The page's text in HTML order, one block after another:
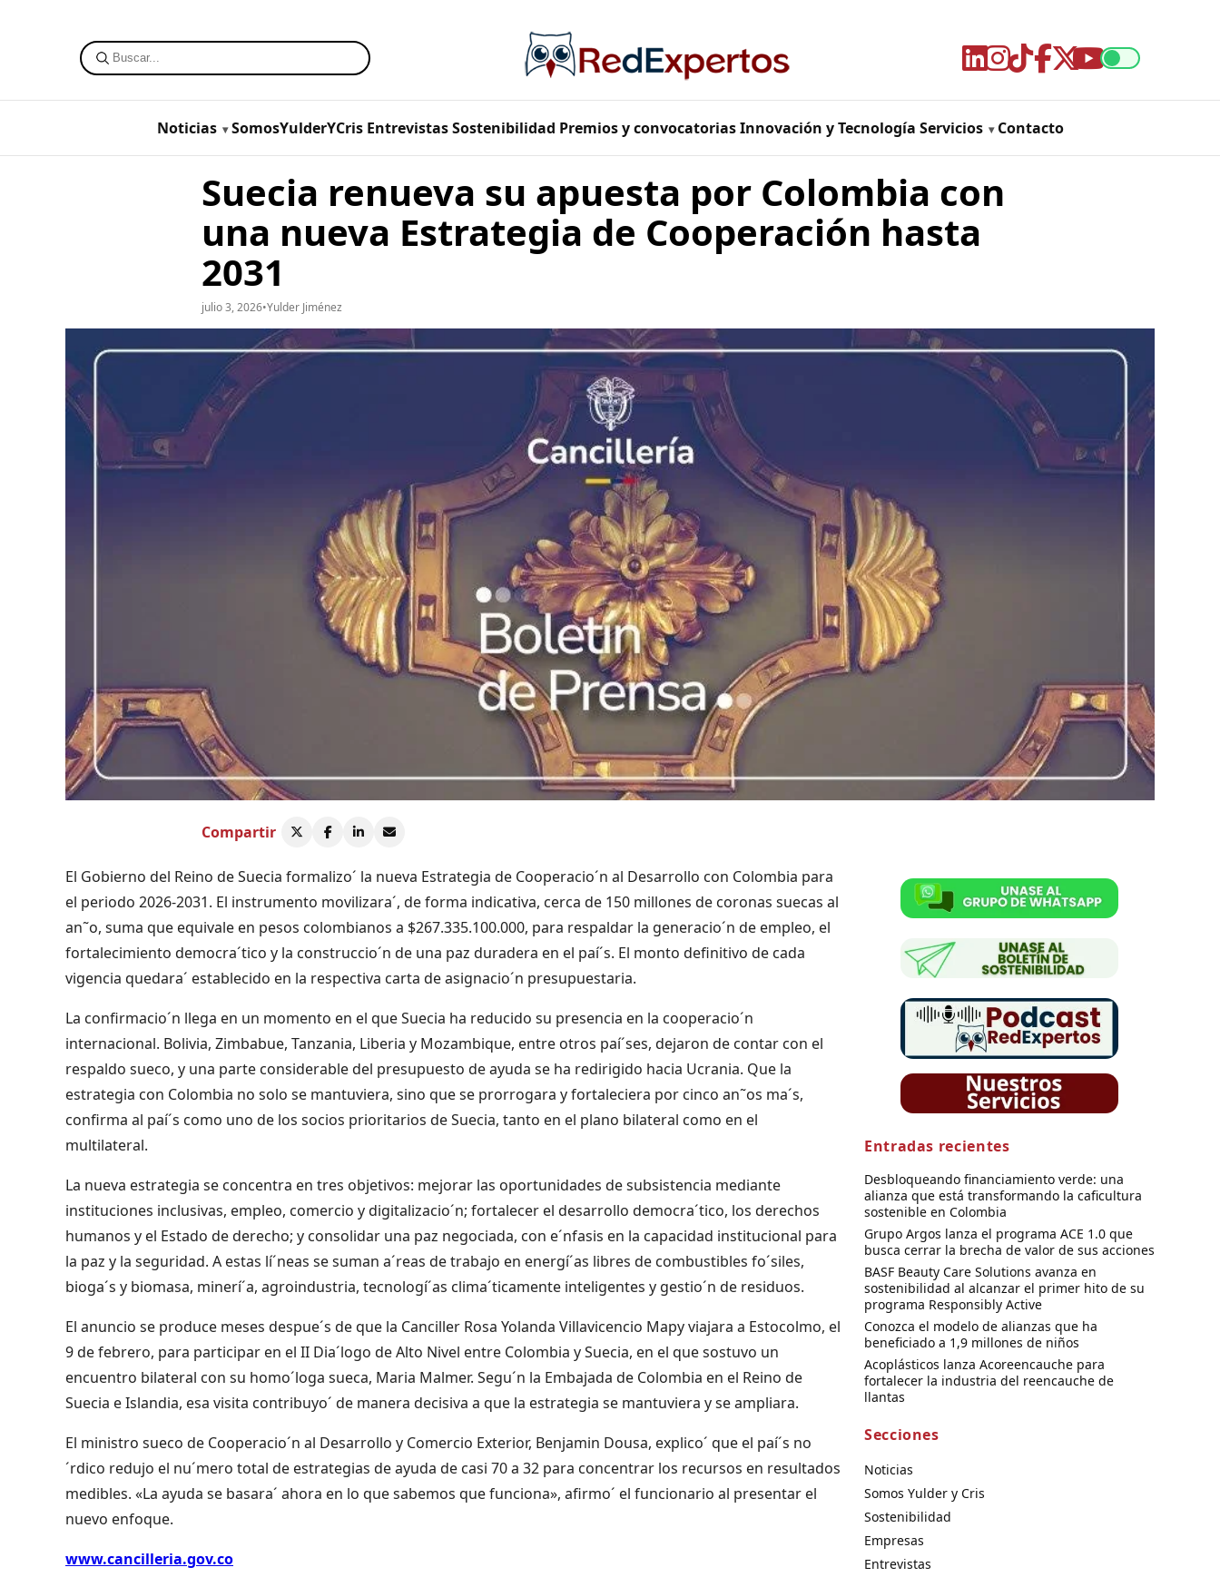
Noticias SomosYulderYCris Entrevistas Sostenibilidad Premios y convocatorias Innovación y Tecnología Servicios Contacto
Suecia renueva su apuesta por Colombia con
una nueva Estrategia de Cooperación hasta
2031
julio 3, 2026•Yulder Jiménez
Compartir
El Gobierno del Reino de Suecia formalizo´ la nueva Estrategia de Cooperacio´n al Desarrollo con Colombia para
el periodo 2026-2031. El instrumento movilizara´, de forma indicativa, cerca de 150 millones de coronas suecas al
an˜o, suma que equivale en pesos colombianos a $267.335.100.000, para respaldar la generacio´n de empleo, el
fortalecimiento democra´tico y la construccio´n de una paz duradera en el paí´s. El monto definitivo de cada
vigencia quedara´ establecido en la respectiva carta de asignacio´n presupuestaria.
La confirmacio´n llega en un momento en el que Suecia ha reducido su presencia en la cooperacio´n
internacional. Bolivia, Zimbabue, Tanzania, Liberia y Mozambique, entre otros paí´ses, dejaron de contar con el
respaldo sueco, y una parte considerable del presupuesto de ayuda se ha redirigido hacia Ucrania. Que la
estrategia con Colombia no solo se mantuviera, sino que se prorrogara y fortaleciera por cinco an˜os ma´s,
confirma al paí´s como uno de los socios prioritarios de Suecia, tanto en el plano bilateral como en el
multilateral.
La nueva estrategia se concentra en tres objetivos: mejorar las oportunidades de subsistencia mediante
instituciones inclusivas, empleo, comercio y digitalizacio´n; fortalecer el desarrollo democra´tico, los derechos
humanos y el Estado de derecho; y consolidar una paz negociada, con e´nfasis en la capacidad institucional para
la paz y la seguridad. A estas lí´neas se suman a´reas de trabajo en energí´as libres de combustibles fo´siles,
bioga´s y biomasa, minerí´a, agroindustria, tecnologí´as clima´ticamente inteligentes y gestio´n de residuos.
El anuncio se produce meses despue´s de que la Canciller Rosa Yolanda Villavicencio Mapy viajara a Estocolmo, el
9 de febrero, para participar en el II Dia´logo de Alto Nivel entre Colombia y Suecia, en el que sostuvo un
encuentro bilateral con su homo´loga sueca, Maria Malmer. Segu´n la Embajada de Colombia en el Reino de
Suecia e Islandia, esa visita contribuyo´ de manera decisiva a que la estrategia se mantuviera y se ampliara.
El ministro sueco de Cooperacio´n al Desarrollo y Comercio Exterior, Benjamin Dousa, explico´ que el paí´s no
´rdico redujo el nu´mero total de estrategias de ayuda de casi 70 a 32 para concentrar los recursos en resultados
medibles. «La ayuda se basara´ ahora en lo que sabemos que funciona», afirmo´ el funcionario al presentar el
nuevo enfoque.
www.cancilleria.gov.co
Entradas recientes
Desbloqueando financiamiento verde: una
alianza que está transformando la caficultura
sostenible en Colombia
Grupo Argos lanza el programa ACE 1.0 que
busca cerrar la brecha de valor de sus acciones
BASF Beauty Care Solutions avanza en
sostenibilidad al alcanzar el primer hito de su
programa Responsibly Active
Conozca el modelo de alianzas que ha
beneficiado a 1,9 millones de niños
Acoplásticos lanza Acoreencauche para
fortalecer la industria del reencauche de
llantas
Secciones
Noticias
Somos Yulder y Cris
Sostenibilidad
Empresas
Entrevistas